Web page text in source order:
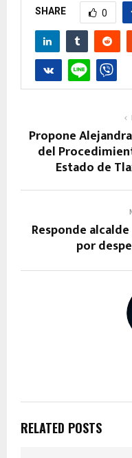
SHARE 0
Propone
del
Estado de
Responde
por
RELATED POSTS